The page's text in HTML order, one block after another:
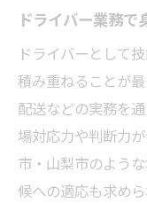
地元で学
山梨の教
す
ドライバ
技能向上
ドライバ
ドライバー業務
ドライバーとして
積み重ねることが
配送などの実務を
場対応力や判断力
市・山梨市のよう
候への適応も求めら